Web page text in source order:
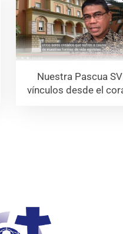
Nuestra Pascua
vínculos desde el